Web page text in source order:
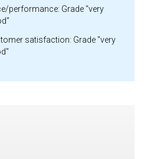
performance: Grade "very
satisfaction: Grade "very